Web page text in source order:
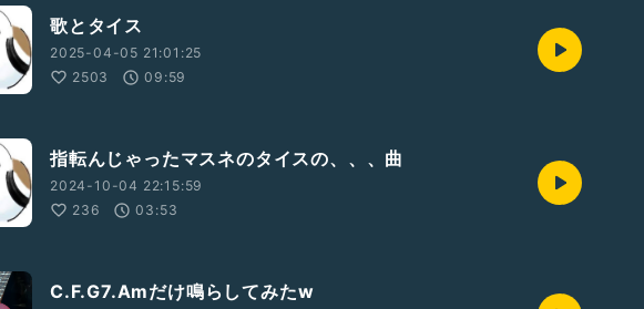
歌とタイス
2025-04-05 21:01:25
2503
09:59
指転んじゃったマスネのタイスの、、、曲
2024-10-04 22:15:59
236
03:53
C.F.G7.Amだけ鳴らしてみたw